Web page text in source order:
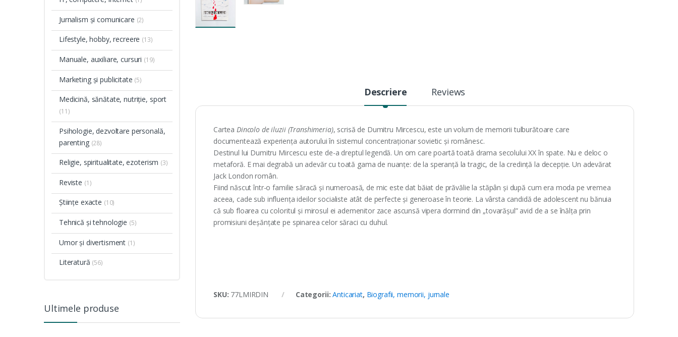
Descriere Reviews
CarteaDincolo de iluzii (Transhimeria), scrisă de Dumitru Mircescu, este un volum de memorii tulburătoare care
documentează experiența autorului în sistemul concentraționar sovietic și românesc.
Destinul lui Dumitru Mircescu este de-a dreptul legendă. Un om care poartă toată drama secolului XX în spate. Nu e deloc o
metaforă. E mai degrabă un adevăr cu toată gama de nuanțe: de la speranță la tragic, de la credință la decepție. Un adevărat
Jack London român.
Fiind născut într-o familie săracă și numeroasă, de mic este dat băiat de prăvălie la stăpân și după cum era moda pe vremea
aceea, cade sub influența ideilor socialiste atât de perfecte și generoase în teorie. La vârsta candidă de adolescent nu bănuia
că sub floarea cu coloritul și mirosul ei ademenitor zace ascunsă vipera dormind din „tovarășul” avid de a se înălța prin
promisiuni deșănțate pe spinarea celor săraci cu duhul.
SKU: 77LMIRDIN Categorii:Anticariat, Biografii, memorii, jurnale
Jurnalism și comunicare (2)
Lifestyle, hobby, recreere (13)
Manuale, auxiliare, cursuri (19)
Marketing și publicitate (5)
Medicină, sănătate, nutriție, sport
(11)
Psihologie, dezvoltare personală,
parenting (28)
Religie, spiritualitate, ezoterism (3)
Reviste (1)
Științe exacte (10)
Tehnică și tehnologie (5)
Umor și divertisment (1)
Literatură (56)
Ultimele produse